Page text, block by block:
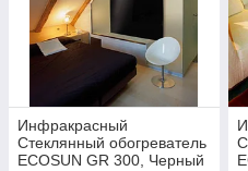
Инфракрасный
Стеклянный обогреватель
ECOSUN GR 300, Черный